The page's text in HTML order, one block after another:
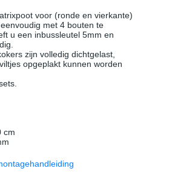
voor (ronde en vierkante)
met 4 bouten te
u een inbussleutel 5mm en
zijn volledig dichtgelast,
opgeplakt kunnen worden
cm